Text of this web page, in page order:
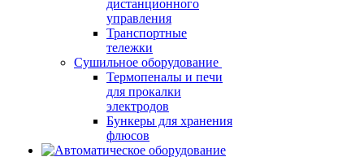
дистанционного
управления
Транспортные
тележки
Сушильное оборудование
Термопеналы и печи
для прокалки
электродов
Бункеры для хранения
флюсов